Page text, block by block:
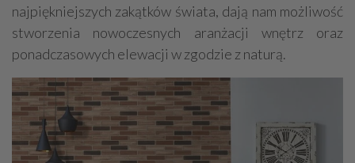
najpiękniejszych zakątków świata, dają nam możliwość
stworzenia nowoczesnych aranżacji wnętrz oraz
ponadczasowych elewacji w zgodzie z naturą.